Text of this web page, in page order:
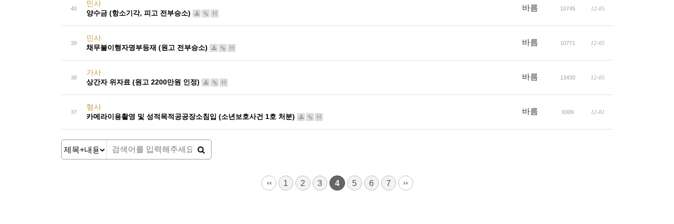
40
민사
양수금 (항소기각, 피고 전부승소)
H
바름 10745 12-05
39
민사
채무불이행자명부등재 (원고 전부승소)
H
바름 10771 12-05
38
가사
상간자 위자료 (원고 2200만원 인정)
H
바름 13430 12-05
37
형사
카메라이용촬영 및 성적목적공공장소침입 (소년보호사건 1호 처분)
H
바름 9309 12-01
1 2 3 4 5 6 7